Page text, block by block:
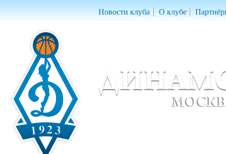
Новости клуба О клубе